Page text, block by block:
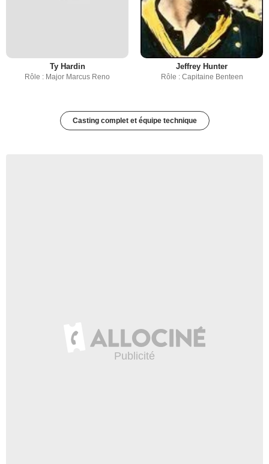
Ty Hardin
Rôle : Major Marcus Reno
Jeffrey Hunter
Rôle : Capitaine Benteen
Casting complet et équipe technique